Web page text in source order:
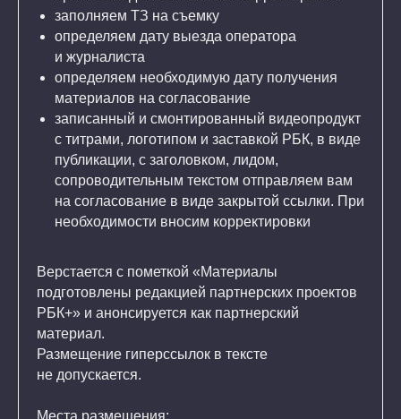
заполняем ТЗ на съемку
определяем дату выезда оператора
и журналиста
определяем необходимую дату получения
материалов на согласование
записанный и смонтированный видеопродукт
с титрами, логотипом и заставкой РБК, в виде
публикации, с заголовком, лидом,
сопроводительным текстом отправляем вам
на согласование в виде закрытой ссылки. При
необходимости вносим корректировки
Верстается с пометкой «Материалы
подготовлены редакцией партнерских проектов
РБК+» и анонсируется как партнерский
материал.
Размещение гиперссылок в тексте
не допускается.